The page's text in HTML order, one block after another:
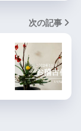
次の記事